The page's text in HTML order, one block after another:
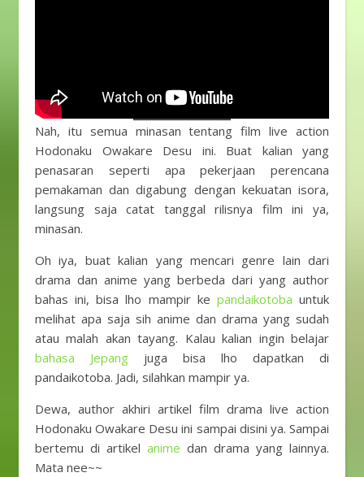
Nah, itu semua minasan tentang film live action
Hodonaku Owakare Desu ini. Buat kalian yang
penasaran seperti apa pekerjaan perencana
pemakaman dan digabung dengan kekuatan isora,
langsung saja catat tanggal rilisnya film ini ya,
minasan.
Oh iya, buat kalian yang mencari genre lain dari
drama dan anime yang berbeda dari yang author
bahas ini, bisa lho mampir ke pandaikotobauntuk
melihat apa saja sih anime dan drama yang sudah
atau malah akan tayang. Kalau kalian ingin belajar
bahasa Jepang juga bisa lho dapatkan di
pandaikotoba. Jadi, silahkan mampir ya.
Dewa, author akhiri artikel film drama live action
Hodonaku Owakare Desu ini sampai disini ya. Sampai
bertemu di artikel anime dan drama yang lainnya.
Mata nee~~